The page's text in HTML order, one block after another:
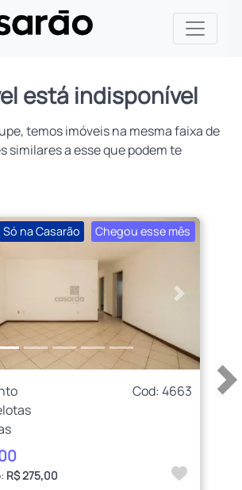
está indisponível
temos imóveis na mesma faixa de
similares a esse que podem te
Só na Casarão Chegou esse mês
Próximo
Cod: 4663
R$ 275,00